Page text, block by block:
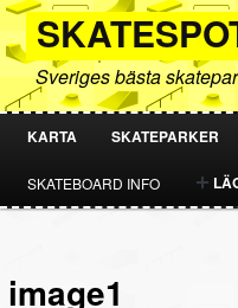
Sveriges bästa
HOPPA
TILL
HOPPA
TILL
KARTA SKATEPARKER
SKATEBOARD INFO
image1